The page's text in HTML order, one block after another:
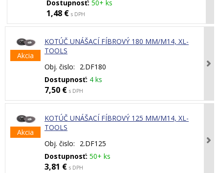
Dostupnosť: 50+ ks
1,48 € s DPH
Akcia
KOTÚČ UNÁŠACÍ FÍBROVÝ 180 MM/M14, XL-
TOOLS
Obj. čislo:
2.DF180
Dostupnosť: 4 ks
7,50 € s DPH
Akcia
KOTÚČ UNÁŠACÍ FÍBROVÝ 125 MM/M14, XL-
TOOLS
Obj. čislo:
2.DF125
Dostupnosť: 50+ ks
3,81 € s DPH